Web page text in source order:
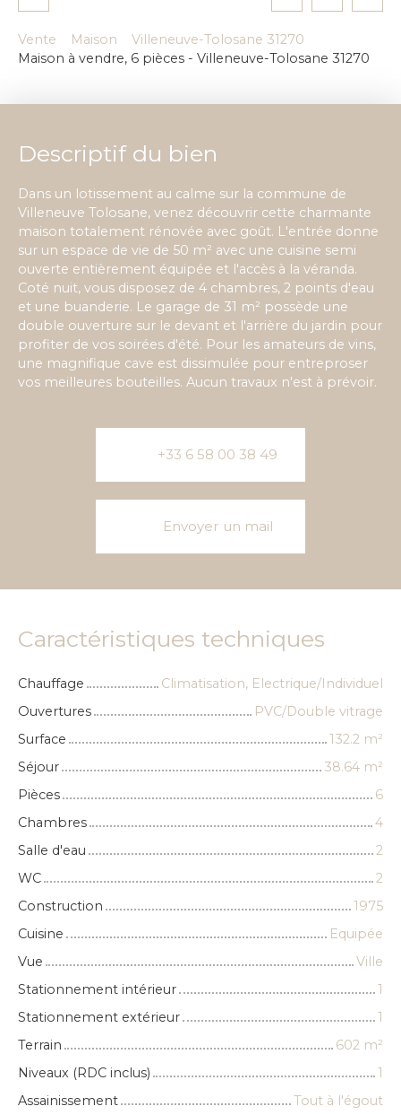
Vente Maison
Villeneuve-Tolosane 31270
Maison à vendre, 6 pièces - Villeneuve-Tolosane 31270
Descriptif du bien
Dans un lotissement au calme sur la commune de
Villeneuve Tolosane, venez découvrir cette charmante
maison totalement rénovée avec goût. L'entrée donne
sur un espace de vie de 50 m² avec une cuisine semi
ouverte entièrement équipée et l'accès à la véranda.
Coté nuit, vous disposez de 4 chambres, 2 points d'eau
et une buanderie. Le garage de 31 m² possède une
double ouverture sur le devant et l'arrière du jardin pour
profiter de vos soirées d'été. Pour les amateurs de vins,
une magnifique cave est dissimulée pour entreproser
vos meilleures bouteilles. Aucun travaux n'est à prévoir.
+33 6 58 00 38 49
Envoyer un mail
Caractéristiques techniques
Chauffage
Climatisation, Electrique/Individuel
Ouvertures
PVC/Double vitrage
Surface
132.2 m²
Séjour
38.64 m²
Pièces
6
Chambres
4
Salle d'eau
2
WC
2
Construction
1975
Cuisine
Equipée
Vue
Ville
Stationnement intérieur
1
Stationnement extérieur
1
Terrain
602 m²
Niveaux (RDC inclus)
1
Assainissement
Tout à l'égout